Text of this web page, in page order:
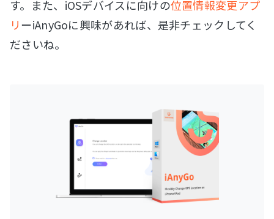
す。また、iOSデバイスに向けの位置情報変更アプ
リーiAnyGoに興味があれば、是非チェックしてく
ださいね。